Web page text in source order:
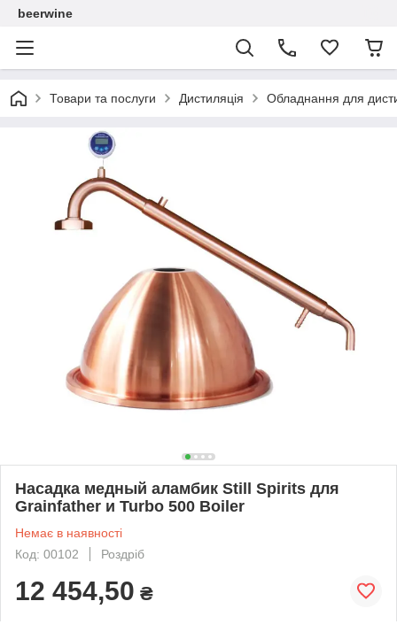
beerwine
Товари та послуги Дистиляція Обладнання для
Насадка медный аламбик Still Spirits для
Grainfather и Turbo 500 Boiler
Немає в наявності
Код: 00102
Роздріб
12 454,50 ₴